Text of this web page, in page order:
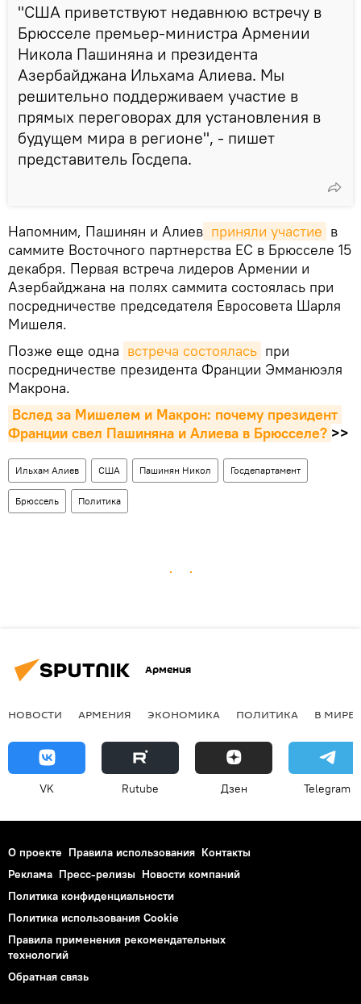
"США приветствуют недавнюю встречу в
Брюсселе премьер-министра Армении
Никола Пашиняна и президента
Азербайджана Ильхама Алиева. Мы
решительно поддерживаем участие в
прямых переговорах для установления в
будущем мира в регионе", - пишет
представитель Госдепа.
Напомним, Пашинян и Алиев приняли участие в
саммите Восточного партнерства ЕС в Брюсселе 15
декабря. Первая встреча лидеров Армении и
Азербайджана на полях саммита состоялась при
посредничестве председателя Евросовета Шарля
Мишеля.
Позже еще одна встреча состоялась при
посредничестве президента Франции Эмманюэля
Макрона.
Вслед за Мишелем и Макрон: почему президент
Франции свел Пашиняна и Алиева в Брюсселе? >>
Ильхам Алиев США Пашинян Никол Госдепартамент
Брюссель Политика
Армения
НОВОСТИ АРМЕНИЯ ЭКОНОМИКА ПОЛИТИКА В МИРЕ
VK Rutube Дзен Telegram
О проекте Правила использования Контакты
Реклама Пресс-релизы Новости компаний
Политика конфиденциальности
Политика использования Cookie
Правила применения рекомендательных
технологий
Обратная связь